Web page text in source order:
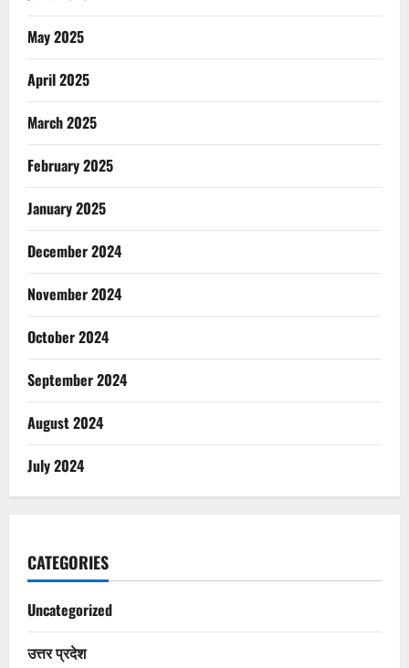
May 2025
April 2025
March 2025
February 2025
January 2025
December 2024
November 2024
October 2024
September 2024
August 2024
July 2024
CATEGORIES
Uncategorized
उत्तर प्रदेश